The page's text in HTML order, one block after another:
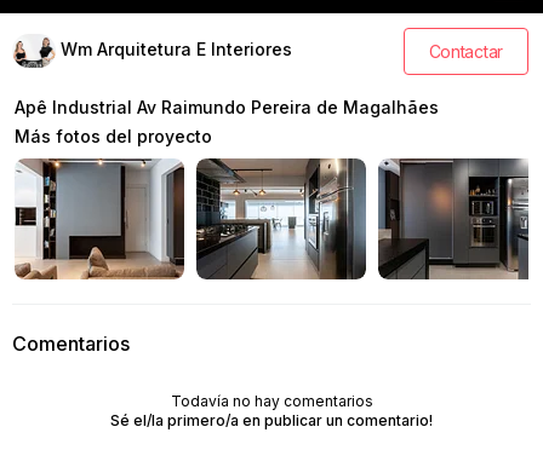
Wm Arquitetura E Interiores Contactar
Apê Industrial Av Raimundo Pereira de Magalhães
Más fotos del proyecto
Comentarios
Todavía no hay comentarios
Sé el/la primero/a en publicar un comentario!